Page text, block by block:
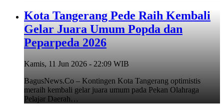
Kota Tangerang Pede Raih Kembali
Gelar Juara Umum Popda dan
Peparpeda 2026
Kamis, 11 Jun 2026 - 22:09 WIB
BagusNews.Co – Kontingen Kota Tangerang optimistis
meraih kembali gelar juara umum pada Pekan Olahraga
Pelajar Daerah…